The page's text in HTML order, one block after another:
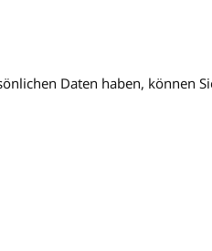
Daten haben, können